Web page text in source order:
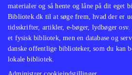
materialer og så hente og låne på dit eget
Bibliotek.dk til at søge frem, hvad der er
tidsskrifter, artikler, e-bøger, lydbøger
et fysisk bibliotek, men en database og
danske offentlige biblioteker, som du kan
lokale bibliotek.